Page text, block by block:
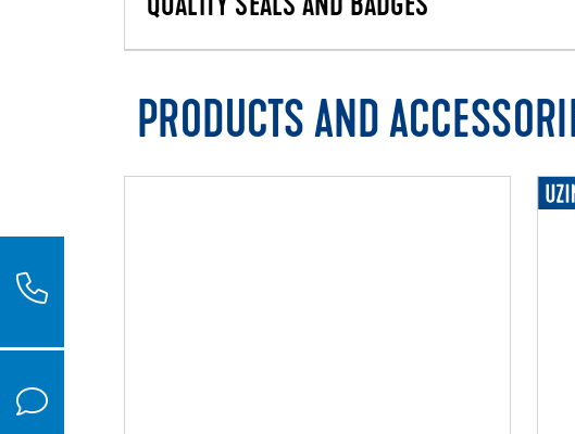
QUALITY SEALS AND BADGES
PRODUCTS AND